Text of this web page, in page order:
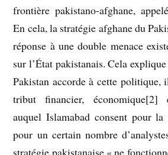
frontière pakistano-afghane,
En cela, la stratégie afghane du
réponse à une double menace
sur l’État pakistanais. Cela
Pakistan accorde à cette politique,
tribut financier, économique[2]
auquel Islamabad consent pour la
pour un certain nombre
stratégie pakistanaise « ne